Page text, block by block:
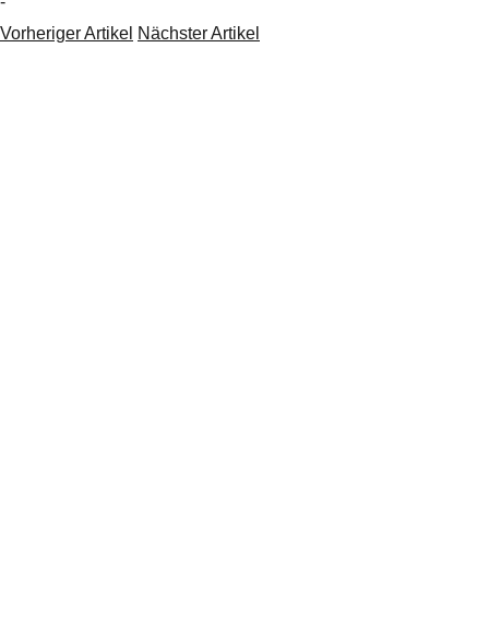
Vorheriger Artikel Nächster Artikel